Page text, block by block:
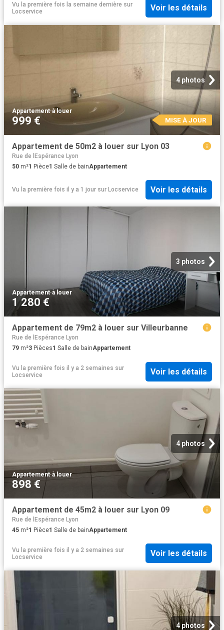
Vu la première fois la semaine dernière sur
Locservice
Voir les détails
4 photos
Appartement·à louer
999 € MISE À JOUR
Appartement de 50m2 à louer sur Lyon 03
Rue de lEspérance Lyon
50 m²1 Pièce1 Salle de bainAppartement
Vu la première fois il y a 1 jour sur Locservice Voir les détails
3 photos
Appartement·à louer
1 280 €
Appartement de 79m2 à louer sur Villeurbanne
Rue de lEspérance Lyon
79 m²3 Pièces1 Salle de bainAppartement
Vu la première fois il y a 2 semaines sur
Locservice
Voir les détails
4 photos
Appartement·à louer
898 €
Appartement de 45m2 à louer sur Lyon 09
Rue de lEspérance Lyon
45 m²1 Pièce1 Salle de bainAppartement
Vu la première fois il y a 2 semaines sur
Locservice
Voir les détails
4 photos